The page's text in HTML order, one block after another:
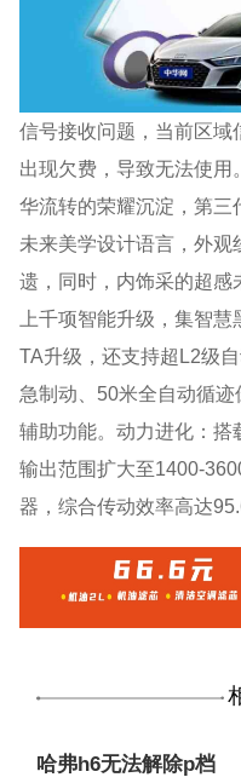
信号接收问题，当前区
出现欠费，导致无法使
华流转的荣耀沉淀，第
未来美学设计语言，外
遗，同时，内饰采的超感
上千项智能升级，集智
TA升级，还支持超L2级
急制动、50米全自动循
辅助功能。动力进化：搭
输出范围扩大至1400-
器，综合传动效率高达
哈弗h6无法解除p档